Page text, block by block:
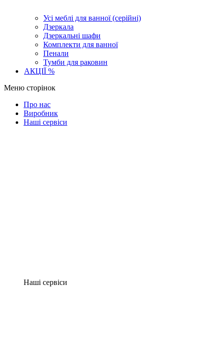
Усі меблі для ванної (серійні)
Дзеркала
Дзеркальні шафи
Комплекти для ванної
Пенали
Тумби для раковин
АКЦІЇ %
Меню сторінок
Про нас
Виробник
Наші сервіси
Наші сервіси